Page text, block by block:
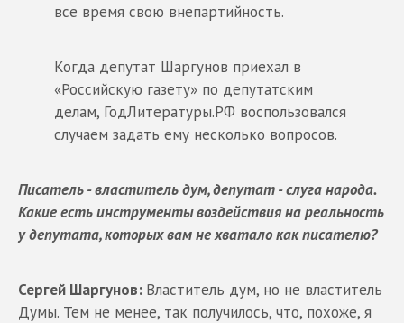
все время свою внепартийность.
Когда депутат Шаргунов приехал в
«Российскую газету» по депутатским
делам, ГодЛитературы.РФ воспользовался
случаем задать ему несколько вопросов.
Писатель - властитель дум, депутат - слуга народа.
Какие есть инструменты воздействия на реальность
у депутата, которых вам не хватало как писателю?
Сергей Шаргунов: Властитель дум, но не властитель
Думы. Тем не менее, так получилось, что, похоже, я